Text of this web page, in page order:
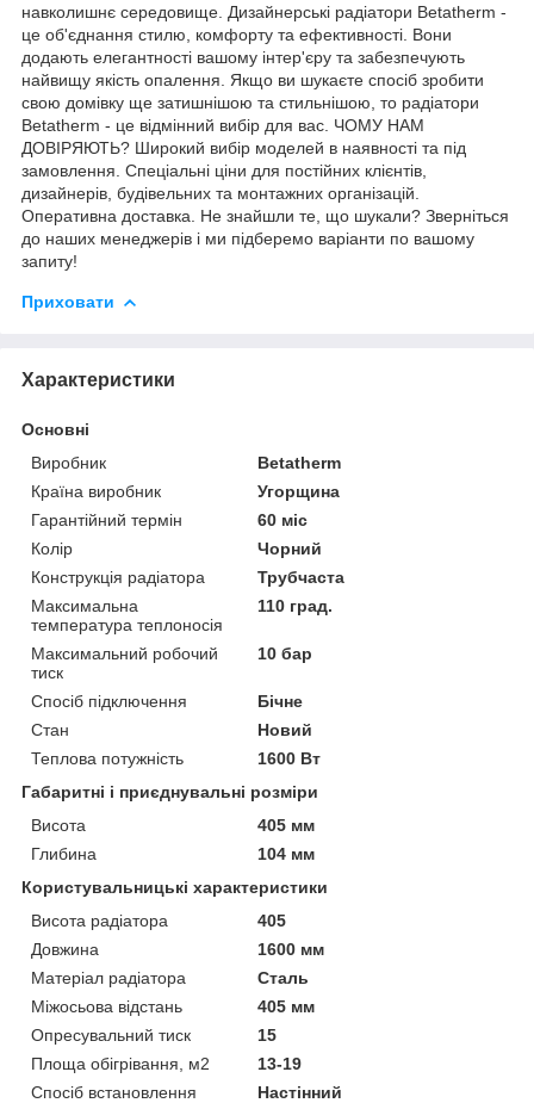
навколишнє середовище. Дизайнерські радіатори Betatherm -
це об'єднання стилю, комфорту та ефективності. Вони
додають елегантності вашому інтер'єру та забезпечують
найвищу якість опалення. Якщо ви шукаєте спосіб зробити
свою домівку ще затишнішою та стильнішою, то радіатори
Betatherm - це відмінний вибір для вас. ЧОМУ НАМ
ДОВІРЯЮТЬ? Широкий вибір моделей в наявності та під
замовлення. Спеціальні ціни для постійних клієнтів,
дизайнерів, будівельних та монтажних організацій.
Оперативна доставка. Не знайшли те, що шукали? Зверніться
до наших менеджерів і ми підберемо варіанти по вашому
запиту!
Приховати
Характеристики
Основні
Виробник
Betatherm
Країна виробник
Угорщина
Гарантійний термін
60 міс
Колір
Чорний
Конструкція радіатора
Трубчаста
Максимальна
температура теплоносія
110 град.
Максимальний робочий
тиск
10 бар
Спосіб підключення
Бічне
Стан
Новий
Теплова потужність
1600 Вт
Габаритні і приєднувальні розміри
Висота
405 мм
Глибина
104 мм
Користувальницькі характеристики
Висота радіатора
405
Довжина
1600 мм
Матеріал радіатора
Сталь
Міжосьова відстань
405 мм
Опресувальний тиск
15
Площа обігрівання, м2
13-19
Спосіб встановлення
Настінний